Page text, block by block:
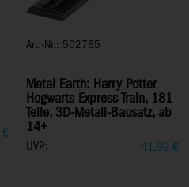
€
Art.-Nr.: 502765
Metal Earth: Harry Potter
Hogwarts Express Train, 181
Teile, 3D-Metall-Bausatz, ab
14+
UVP: 41,99 €